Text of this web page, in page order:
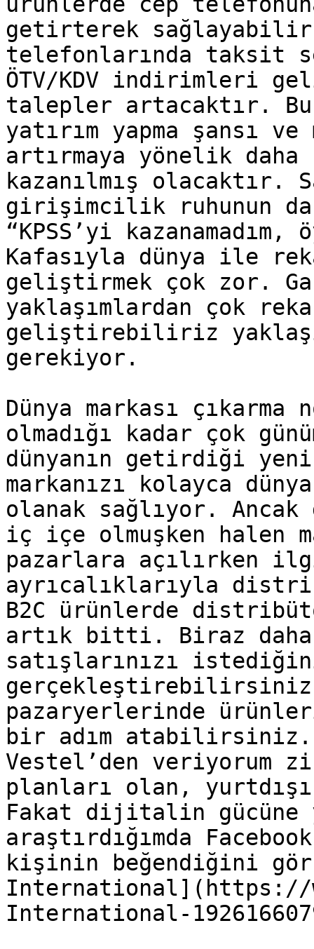
getirterek
telefonlarında taksit
ÖTV/KDV indirimleri
talepler artacaktır. Bu
yatırım yapma şansı
artırmaya yönelik
kazanılmış olacaktır.
girişimcilik ruhunun
“KPSS’yi
Kafasıyla dünya ile
geliştirmek çok zor.
yaklaşımlardan çok
geliştirebiliriz
gerekiyor.
Dünya markası
olmadığı kadar çok
dünyanın getirdiği
markanızı kolayca
olanak sağlıyor.
iç içe olmuşken halen
pazarlara açılırken
ayrıcalıklarıyla
B2C ürünlerde
artık bitti. Biraz daha
satışlarınızı
pazaryerlerinde
bir adım
Vestel’den veriyorum
planları olan,
Fakat dijitalin gücüne
araştırdığımda
kişinin beğendiğini
International](https://
International-